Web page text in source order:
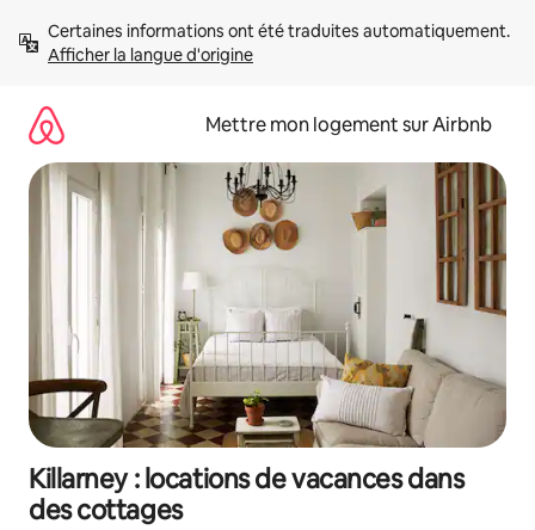
directement
Afficher la langue d'origine
Mettre mon logement sur Airbnb
Killarney : locations de vacances dans
des cottages